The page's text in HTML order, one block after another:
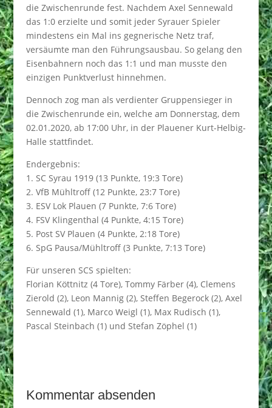
die Zwischenrunde fest. Nachdem Axel Sennewald
das 1:0 erzielte und somit jeder Syrauer Spieler
mindestens ein Mal ins gegnerische Netz traf,
versäumte man den Führungsausbau. So gelang den
Eisenbahnern noch das 1:1 und man musste den
einzigen Punktverlust hinnehmen.
Dennoch zog man als verdienter Gruppensieger in
die Zwischenrunde ein, welche am Donnerstag, dem
02.01.2020, ab 17:00 Uhr, in der Plauener Kurt-Helbig-
Halle stattfindet.
Endergebnis:
1. SC Syrau 1919 (13 Punkte, 19:3 Tore)
2. VfB Mühltroff (12 Punkte, 23:7 Tore)
3. ESV Lok Plauen (7 Punkte, 7:6 Tore)
4. FSV Klingenthal (4 Punkte, 4:15 Tore)
5. Post SV Plauen (4 Punkte, 2:18 Tore)
6. SpG Pausa/Mühltroff (3 Punkte, 7:13 Tore)
Für unseren SCS spielten:
Florian Köttnitz (4 Tore), Tommy Färber (4), Clemens
Zierold (2), Leon Mannig (2), Steffen Begerock (2), Axel
Sennewald (1), Marco Weigl (1), Max Rudisch (1),
Pascal Steinbach (1) und Stefan Zöphel (1)
Kommentar absenden